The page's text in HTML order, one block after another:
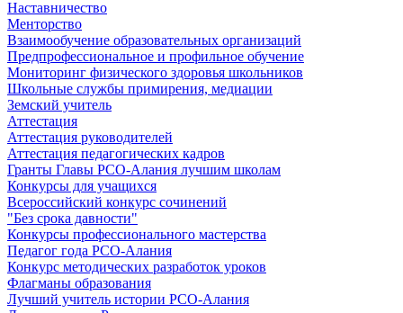
Наставничество
Менторство
Взаимообучение образовательных организаций
Предпрофессиональное и профильное обучение
Мониторинг физического здоровья школьников
Школьные службы примирения, медиации
Земский учитель
Аттестация
Аттестация руководителей
Аттестация педагогических кадров
Гранты Главы РСО-Алания лучшим школам
Конкурсы для учащихся
Всероссийский конкурс сочинений
"Без срока давности"
Конкурсы профессионального мастерства
Педагог года РСО-Алания
Конкурс методических разработок уроков
Флагманы образования
Лучший учитель истории РСО-Алания